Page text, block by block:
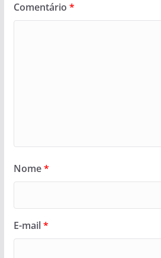
Comentário *
Nome*
E-mail*